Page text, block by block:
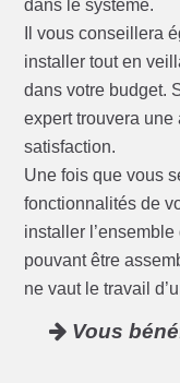
dans le système.
Il vous conseillera
installer tout en
dans votre budget.
expert trouvera
satisfaction.
Une fois que vous
fonctionnalités de
installer
pouvant être
ne vaut le travail
Vous